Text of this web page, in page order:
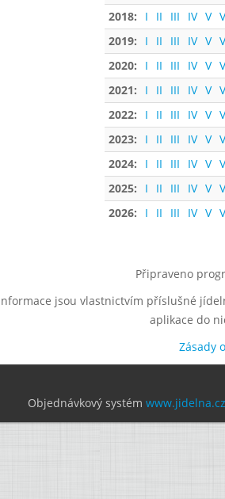
2018:
I II III IV V
2019:
I II III IV V
2020:
I II III IV V
2021:
I II III IV V
2022:
I II III IV V
2023:
I II III IV V
2024:
I II III IV V
2025:
I II III IV V
2026:
I II III IV V
Připraveno
jsou vlastnictvím příslušné
aplikace do
Zásady
Objednávkový systém www.jidelna.cz